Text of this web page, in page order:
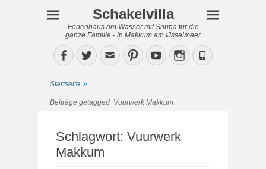
Schakelvilla
Ferienhaus am Wasser mit Sauna für die
ganze Familie - in Makkum am IJsselmeer
Facebook
TwitterEmailPinterestYouTubeInstagram
Phone
Startseite »
Beiträge getagged Vuurwerk Makkum
Schlagwort: Vuurwerk
Makkum